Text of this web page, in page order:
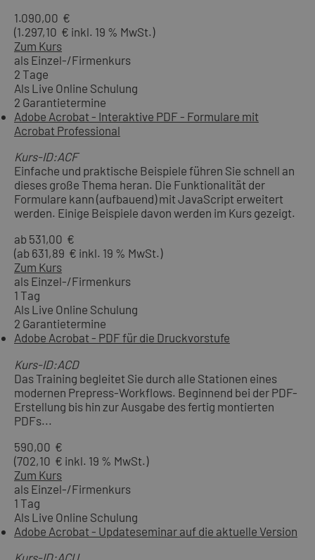
1.090,00 €
(1.297,10 € inkl. 19 % MwSt.)
Zum Kurs
als Einzel-/Firmenkurs
2 Tage
Als Live Online Schulung
2 Garantietermine
Adobe Acrobat - Interaktive PDF - Formulare mit
Acrobat Professional
Kurs-ID:ACF
Einfache und praktische Beispiele führen Sie schnell an
dieses große Thema heran. Die Funktionalität der
Formulare kann (aufbauend) mit JavaScript erweitert
werden. Einige Beispiele davon werden im Kurs gezeigt.
ab 531,00 €
(ab 631,89 € inkl. 19 % MwSt.)
Zum Kurs
als Einzel-/Firmenkurs
1 Tag
Als Live Online Schulung
2 Garantietermine
Adobe Acrobat - PDF für die Druckvorstufe
Kurs-ID:ACD
Das Training begleitet Sie durch alle Stationen eines
modernen Prepress-Workflows. Beginnend bei der PDF-
Erstellung bis hin zur Ausgabe des fertig montierten
PDFs...
590,00 €
(702,10 € inkl. 19 % MwSt.)
Zum Kurs
als Einzel-/Firmenkurs
1 Tag
Als Live Online Schulung
Adobe Acrobat - Updateseminar auf die aktuelle Version
Kurs-ID:ACU